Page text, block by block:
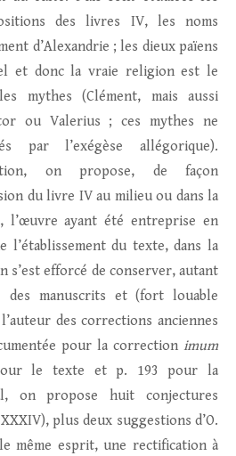
des livres IV, les noms
d’Alexandrie ; les dieux païens
et donc la vraie religion est le
mythes (Clément, mais aussi
ou Valerius ; ces mythes ne
par l’exégèse allégorique).
on propose, de façon
du livre IV au milieu ou dans la
l’œuvre ayant été entreprise en
l’établissement du texte, dans la
s’est efforcé de conserver, autant
des manuscrits et (fort louable
des corrections anciennes
pour la correction imum
le texte et p. 193 pour la
on propose huit conjectures
plus deux suggestions d’O.
même esprit, une rectification à